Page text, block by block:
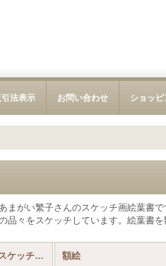
法表示 お問い合わせ ショッピ
まがい繁子さんのスケッチ画絵葉書で
品々をスケッチしています。絵葉書
あまがい繁子のスケッチ (全商品) 額絵